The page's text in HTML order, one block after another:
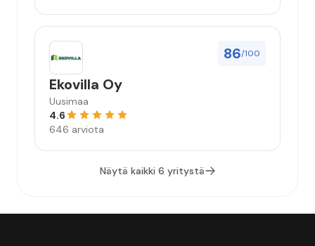
86/100
Ekovilla Oy
Uusimaa
4.6
646 arviota
Näytä kaikki 6 yritystä